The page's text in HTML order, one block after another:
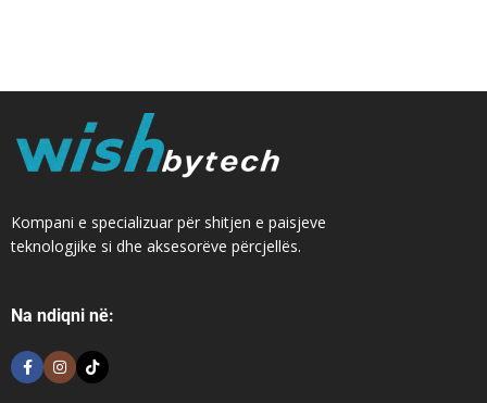
Kompani e specializuar për shitjen e paisjeve
teknologjike si dhe aksesorëve përcjellës.
Na ndiqni në: